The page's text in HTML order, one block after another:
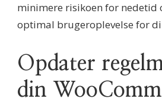
minimere risikoen for nedetid
optimal brugeroplevelse for
Opdater
din